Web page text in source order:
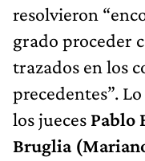
resolvieron
grado proceder
trazados en los
precedentes”.
los jueces Pablo
Bruglia